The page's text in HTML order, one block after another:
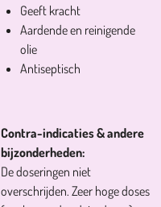
Geeft kracht
Aardende en reinigende
olie
Antiseptisch
Contra-indicaties & andere
bijzonderheden:
De doseringen niet
overschrijden. Zeer hoge doses